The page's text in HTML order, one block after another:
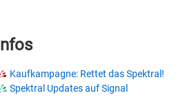
Infos
Kaufkampagne: Rettet das Spektral!
Spektral Updates auf Signal